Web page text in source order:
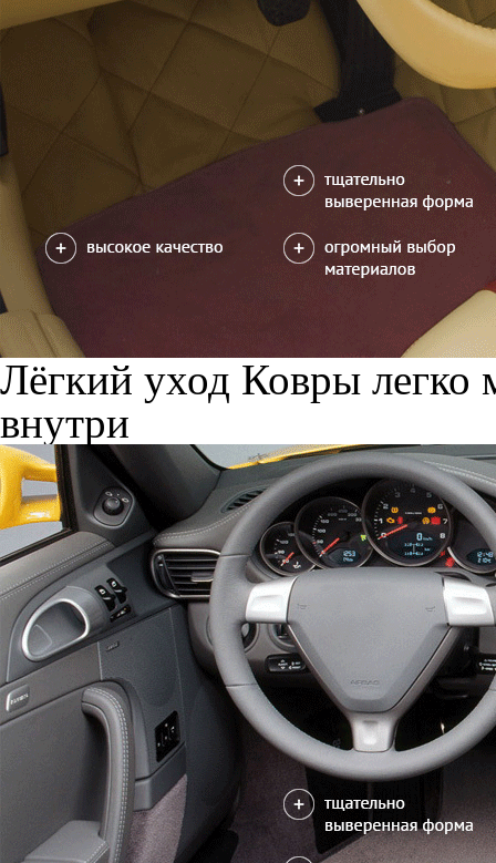
Лёгкий уход Ковры легко
внутри